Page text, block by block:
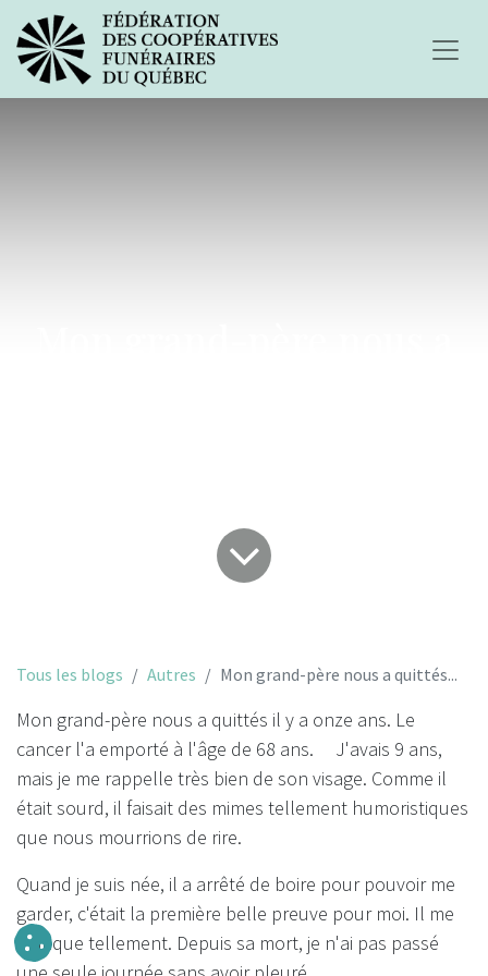
Tous les blogs Autres Mon grand-père nous a quittés...
Mon grand-père nous a quittés il y a onze ans. Le
cancer l'a emporté à l'âge de 68 ans. J'avais 9 ans,
mais je me rappelle très bien de son visage. Comme il
était sourd, il faisait des mimes tellement humoristiques
que nous mourrions de rire.
Quand je suis née, il a arrêté de boire pour pouvoir me
garder, c'était la première belle preuve pour moi. Il me
manque tellement. Depuis sa mort, je n'ai pas passé